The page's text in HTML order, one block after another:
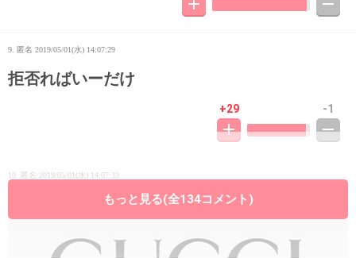
9. 匿名 2019/05/01(水) 14:07:29
拒否ればいーだけ
+29 -1
10. 匿名 2019/05/01(水) 14:07:33
もっと見る(全134コメント)